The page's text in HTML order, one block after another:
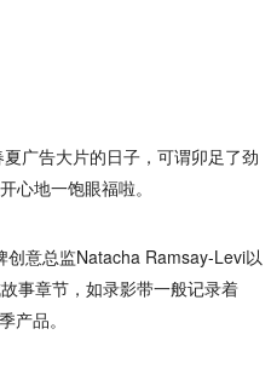
广告大片的日子，可谓卯足了劲
心地一饱眼福啦。
意总监Natacha Ramsay-Levi以
事章节，如录影带一般记录着
产品。